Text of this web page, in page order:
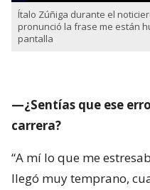
Ítalo Zúñiga durante el
pronunció la frase me están
pantalla
—¿Sentías que ese
carrera?
“A mí lo que me
llegó muy temprano,